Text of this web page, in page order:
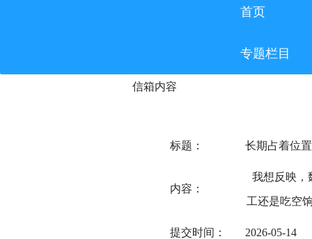
首页
专题栏目
信箱内容
标题： 长期占着位
内容：
我想反映，
工还是吃空
提交时间： 2026-05-14